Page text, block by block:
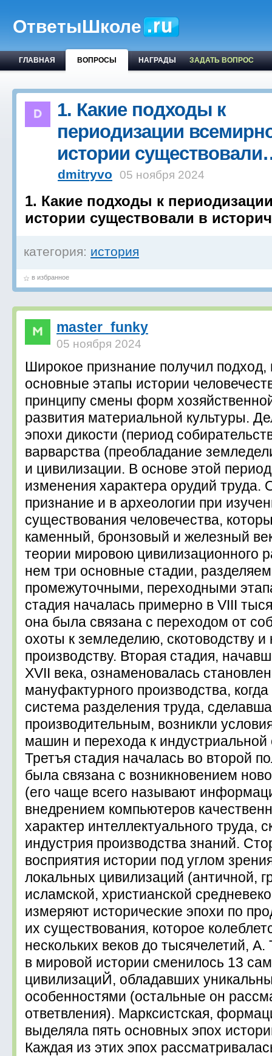
ОтветыШколе
ГЛАВНАЯ ВОПРОСЫ НАГРАДЫ ЗАДАТЬ ВОПРОС
1. Какие подходы к
периодизации
истории
dmitryvo 05 ноября 2024
1. Какие подходы к
истории существовали в
категория: история
в избранное
master_funky
05 ноября 2024
Широкое признание получил подход,
основные этапы истории
принципу смены форм
развития материальной культуры.
эпохи дикости (период
варварства (преобладание
и цивилизации. В основе этой
изменения характера орудий труда.
признание и в археологии при
существования человечества,
кaмeнный, бронзовый и железный
теории мировою цивилизационного
нем три основные стадии,
промежуточными, переходными
стадия началась примерно в VIII
она была связана с переходом от
охоты к земледелию, скотоводству и
производству. Вторая стадия,
XVII века, ознаменовалась
мануфактурного производства,
система разделения труда,
производительным, возникли
машин и перехода к индустриальной
Третъя стадия началась во второй
была связана с возникновением
(eгo чаще вceгo называют
внедрением компьютеров
характер интеллектуального труда,
индустрия производства знаний.
восприятия истории под углом
локальных цивилизаций (античной,
исламской, христианской
измеряют исторические эпохи по
их существования, которое
нескольких веков до тысячелетий, А.
в мировой истории сменилось 13
цивилизациЙ, обладавших
особенностями (остальные он
ответвления). Марксистская,
выделяла пять основных эпох
Каждая из этих эпох